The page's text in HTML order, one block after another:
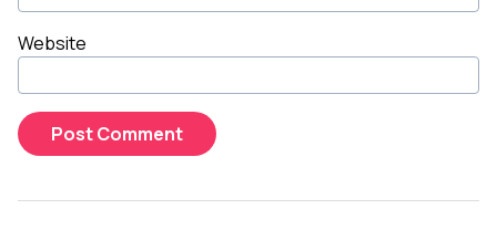
Website